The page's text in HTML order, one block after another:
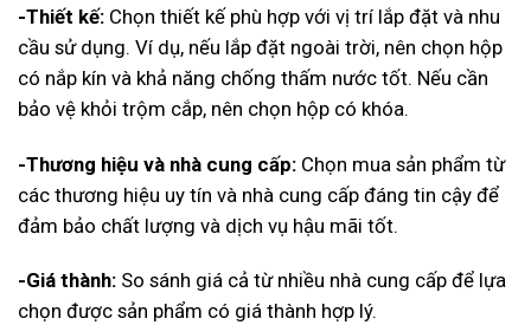
-Thiết kế: Chọn thiết kế phù hợp với vị trí lắp đặt và nhu
cầu sử dụng. Ví dụ, nếu lắp đặt ngoài trời, nên chọn hộp
có nắp kín và khả năng chống thấm nước tốt. Nếu cần
bảo vệ khỏi trộm cắp, nên chọn hộp có khóa.
-Thương hiệu và nhà cung cấp: Chọn mua sản phẩm từ
các thương hiệu uy tín và nhà cung cấp đáng tin cậy để
đảm bảo chất lượng và dịch vụ hậu mãi tốt.
-Giá thành: So sánh giá cả từ nhiều nhà cung cấp để lựa
chọn được sản phẩm có giá thành hợp lý.